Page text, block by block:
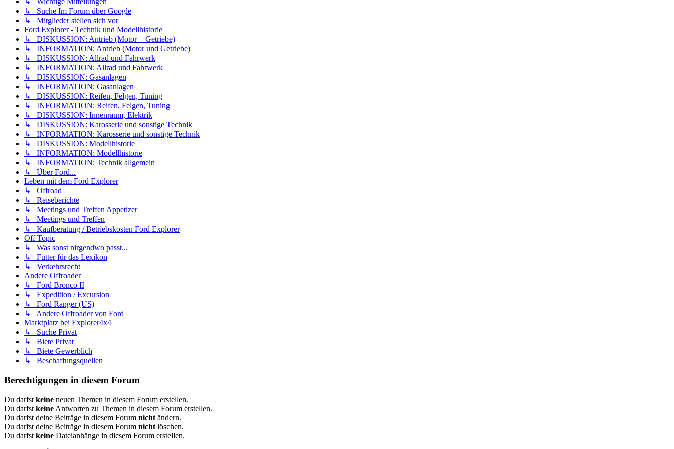
↳ Suche Im Forum über Google
↳ Mitglieder stellen sich vor
Ford Explorer - Technik und Modellhistorie
↳ DISKUSSION: Antrieb (Motor + Getriebe)
↳ INFORMATION: Antrieb (Motor und Getriebe)
↳ DISKUSSION: Allrad und Fahrwerk
↳ INFORMATION: Allrad und Fahrwerk
↳ DISKUSSION: Gasanlagen
↳ INFORMATION: Gasanlagen
↳ DISKUSSION: Reifen, Felgen, Tuning
↳ INFORMATION: Reifen, Felgen, Tuning
↳ DISKUSSION: Innenraum, Elektrik
↳ DISKUSSION: Karosserie und sonstige Technik
↳ INFORMATION: Karosserie und sonstige Technik
↳ DISKUSSION: Modellhistorie
↳ INFORMATION: Modellhistorie
↳ INFORMATION: Technik allgemein
↳ Über Ford...
Leben mit dem Ford Explorer
↳ Offroad
↳ Reiseberichte
↳ Meetings und Treffen Appetizer
↳ Meetings und Treffen
↳ Kaufberatung / Betriebskosten Ford Explorer
Off Topic
↳ Was sonst nirgendwo passt...
↳ Futter für das Lexikon
↳ Verkehrsrecht
Andere Offroader
↳ Ford Bronco II
↳ Expedition / Excursion
↳ Ford Ranger (US)
↳ Andere Offroader von Ford
Marktplatz bei Explorer4x4
↳ Suche Privat
↳ Biete Privat
↳ Biete Gewerblich
↳ Beschaffungsquellen
Berechtigungen in diesem Forum
Du darfst keine neuen Themen in diesem Forum erstellen.
Du darfst keine Antworten zu Themen in diesem Forum erstellen.
Du darfst deine Beiträge in diesem Forum nicht ändern.
Du darfst deine Beiträge in diesem Forum nicht löschen.
Du darfst keine Dateianhänge in diesem Forum erstellen.